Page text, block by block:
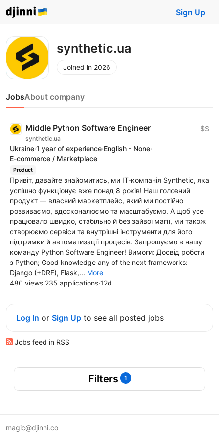
Sign Up
synthetic.ua
Joined in 2026
JobsAbout company
Middle Python Software Engineer
synthetic.ua
$$
Ukraine·1 year of experience·English - None·
E-commerce / Marketplace
Product
Привіт, давайте знайомитись, ми IT-компанія Synthetic, яка
успішно функціонує вже понад 8 років! Наш головний
продукт — власний маркетплейс, який ми постійно
розвиваємо, вдосконалюємо та масштабуємо. А щоб усе
працювало швидко, стабільно й без зайвої магії, ми також
створюємо сервіси та внутрішні інструменти для його
підтримки й автоматизації процесів. Запрошуємо в нашу
команду Python Software Engineer! Вимоги: Досвід роботи
з Python; Good knowledge any of the next frameworks:
Django (+DRF), Flask,... More
480 views·235 applications·12d
Log In or Sign Up to see all posted jobs
Jobs feed in RSS
Filters 1
magic@djinni.co